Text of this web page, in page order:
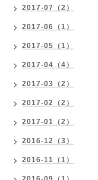
2017-07（2）
2017-06（1）
2017-05（1）
2017-04（4）
2017-03（2）
2017-02（2）
2017-01（2）
2016-12（3）
2016-11（1）